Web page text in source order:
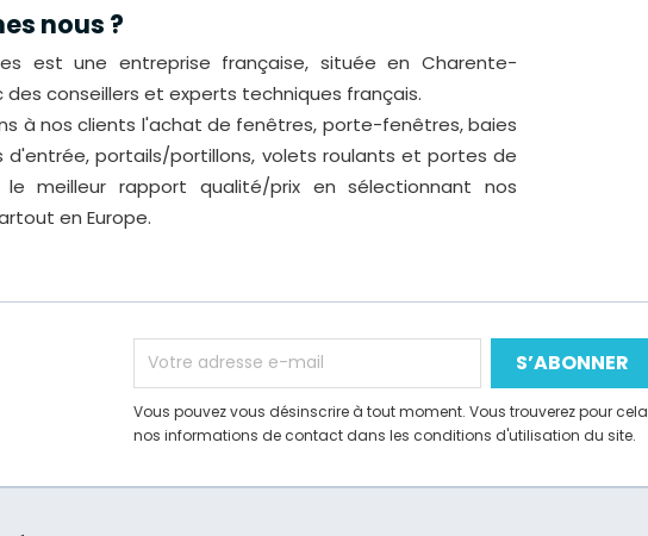
nous ?
est une entreprise française, située en Charente-
des conseillers et experts techniques français.
à nos clients l'achat de fenêtres, porte-fenêtres, baies
d'entrée, portails/portillons, volets roulants et portes de
meilleur rapport qualité/prix en sélectionnant nos
en Europe.
Vous pouvez vous désinscrire à tout moment. Vous trouverez pour cela
nos informations de contact dans les conditions d'utilisation du site.